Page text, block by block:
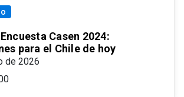
Casen 2024:
para el Chile de hoy
de 2026